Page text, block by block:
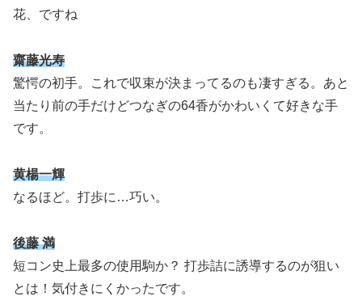
花、ですね
齋藤光寿
驚愕の初手。これで収束が決まってるのも凄すぎる。あと
当たり前の手だけどつなぎの64香がかわいくて好きな手
です。
黄楊一輝
なるほど。打歩に…巧い。
後藤 満
短コン史上最多の使用駒か？ 打歩詰に誘導するのが狙い
とは！気付きにくかったです。